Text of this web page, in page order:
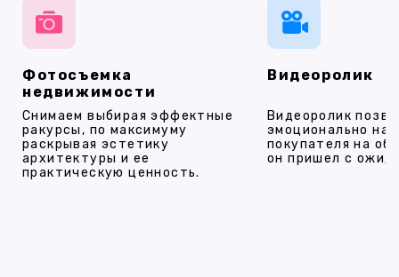
Фотосъемка
недвижимости
Снимаем выбирая эффектные
ракурсы, по максимуму
раскрывая эстетику
архитектуры и ее
практическую ценность.
Видеоролик
Видеоролик
эмоционально
покупателя на
он пришел с